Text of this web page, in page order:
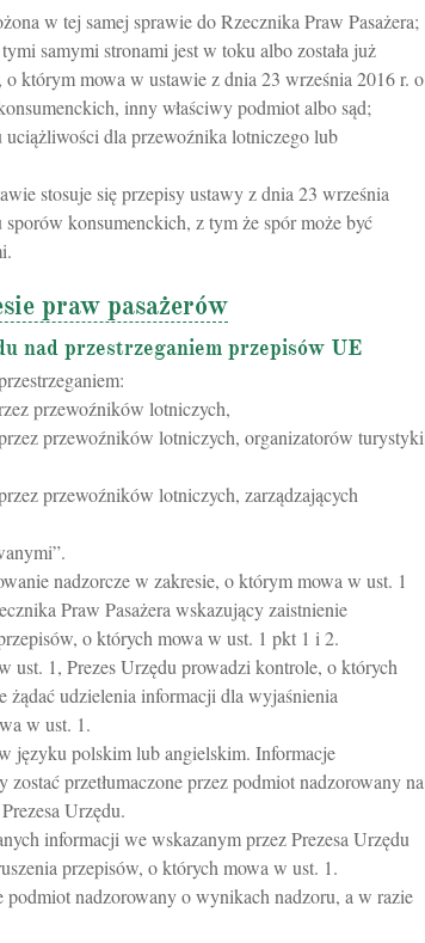
w tej samej sprawie do Rzecznika Praw Pasażera;
samymi stronami jest w toku albo została już
którym mowa w ustawie z dnia 23 września 2016 r. o
inny właściwy podmiot albo sąd;
uciążliwości dla przewoźnika lotniczego lub
stosuje się przepisy ustawy z dnia 23 września
konsumenckich, z tym że spór może być
praw pasażerów
nad przestrzeganiem przepisów UE
przewoźników lotniczych,
przewoźników lotniczych, organizatorów turystyki
przewoźników lotniczych, zarządzających
nadzorcze w zakresie, o którym mowa w ust. 1
Praw Pasażera wskazujący zaistnienie
o których mowa w ust. 1 pkt 1 i 2.
ust. 1, Prezes Urzędu prowadzi kontrole, o których
udzielenia informacji dla wyjaśnienia
w ust. 1.
języku polskim lub angielskim. Informacje
przetłumaczone przez podmiot nadzorowany na
Urzędu.
informacji we wskazanym przez Prezesa Urzędu
przepisów, o których mowa w ust. 1.
podmiot nadzorowany o wynikach nadzoru, a w razie